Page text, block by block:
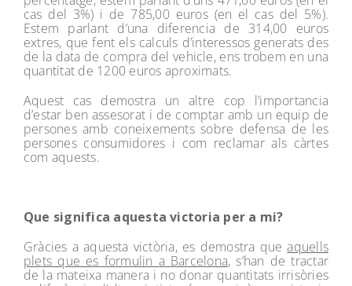
cas del 3%) i de 785,00 euros (en el cas del 5%).
Estem parlant d’una diferencia de 314,00 euros
extres, que fent els calculs d’interessos generats des
de la data de compra del vehicle, ens trobem en una
quantitat de 1200 euros aproximats.
Aquest cas demostra un altre cop l’importancia
d’estar ben assesorat i de comptar amb un equip de
persones amb coneixements sobre defensa de les
persones consumidores i com reclamar als càrtes
com aquests.
Que significa aquesta victoria per a mi?
Gràcies a aquesta victòria, es demostra queaquells
plets que es formulin a Barcelona, s’han de tractar
de la mateixa manera i no donar quantitats irrisòries